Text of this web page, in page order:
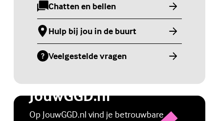
Chatten en bellen
(Externe link)
Hulp bij jou in de buurt
(Externe link)
Veelgestelde vragen
(Externe link)
Jongerenwebsite
JouwGGD.nl
Op JouwGGD.nl vind je betrouwbare